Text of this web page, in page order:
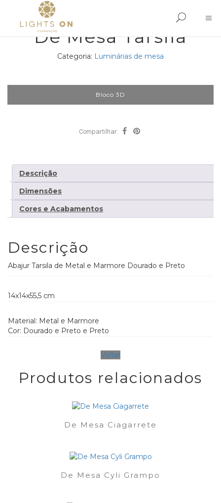
De Mesa Tarsila
Categoria: Luminárias de mesa
Bloco 3D
Compartilhar:
Descrição
Dimensões
Cores e Acabamentos
Descrição
Abajur Tarsila de Metal e Marmore Dourado e Preto
14x14x55,5 cm
Material: Metal e Marmore
Cor: Dourado e Preto e Preto
Voltar
Produtos relacionados
De Mesa Ciagarrete
De Mesa Cyli Grampo